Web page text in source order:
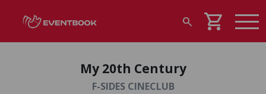
search shopping_cart
My 20th Century
F-SIDES CINECLUB